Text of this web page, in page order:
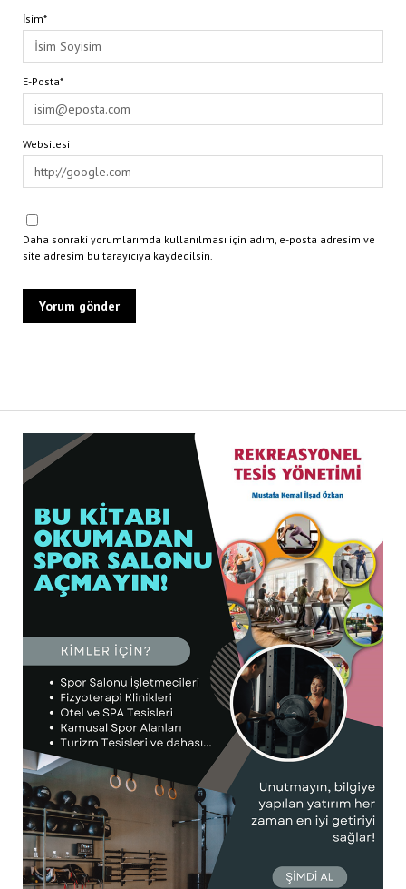
İsim*
E-Posta*
Websitesi
Daha sonraki yorumlarımda kullanılması için adım, e-posta adresim ve
site adresim bu tarayıcıya kaydedilsin.